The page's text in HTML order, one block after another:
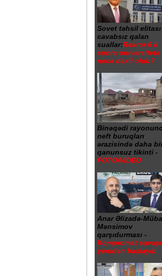
Sovet təhsil elitası
cavabsız qalan
suallar:Rektor 6 il
sonra universitetə
necə daxil olub?
Binəqədi
neft buruqları
ərazisində daha
qanunsuz tikinti -
FOTO/VİDEO
Anar Əlizadə-
Mənsimov
qarşıdurması -
Kompromat savaşı
yenidən başlayıb